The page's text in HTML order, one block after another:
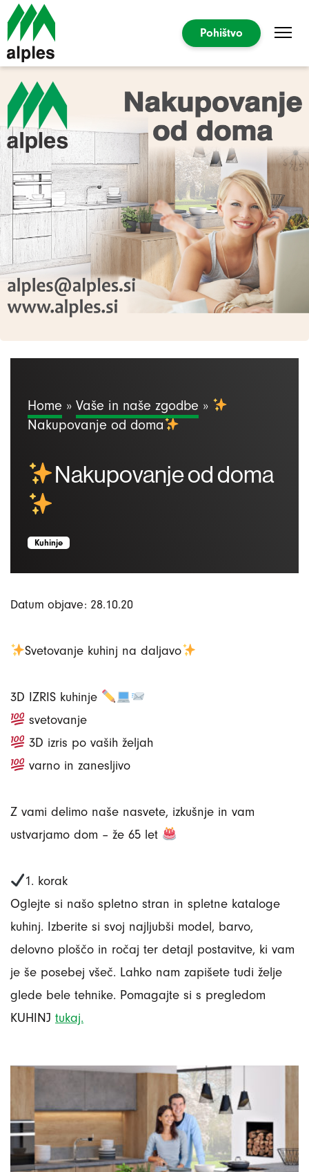
Pohištvo
Home » Vaše in naše zgodbe »
Nakupovanje od doma
Nakupovanje od doma
Kuhinje
Datum objave: 28.10.20
Svetovanje kuhinj na daljavo
3D IZRIS kuhinje
svetovanje
3D izris po vaših željah
varno in zanesljivo
Z vami delimo naše nasvete, izkušnje in vam
ustvarjamo dom – že 65 let
1. korak
Oglejte si našo spletno stran in spletne kataloge
kuhinj. Izberite si svoj najljubši model, barvo,
delovno ploščo in ročaj ter detajl postavitve, ki vam
je še posebej všeč. Lahko nam zapišete tudi želje
glede bele tehnike. Pomagajte si s pregledom
KUHINJ tukaj.